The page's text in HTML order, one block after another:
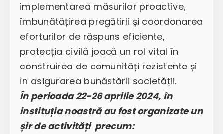
implementarea măsurilor proactive,
îmbunătățirea pregătirii și coordonarea
eforturilor de răspuns eficiente,
protecția civilă joacă un rol vital în
construirea de comunități rezistente și
în asigurarea bunăstării societății.
În perioada 22-26 aprilie 2024, în
instituția noastră au fost organizate un
șir de activități precum: